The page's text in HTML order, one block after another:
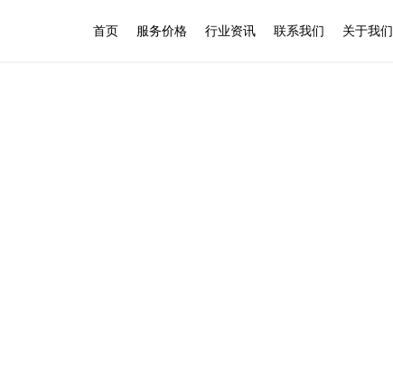
首页 服务价格 行业资讯 联系我们 关于我们